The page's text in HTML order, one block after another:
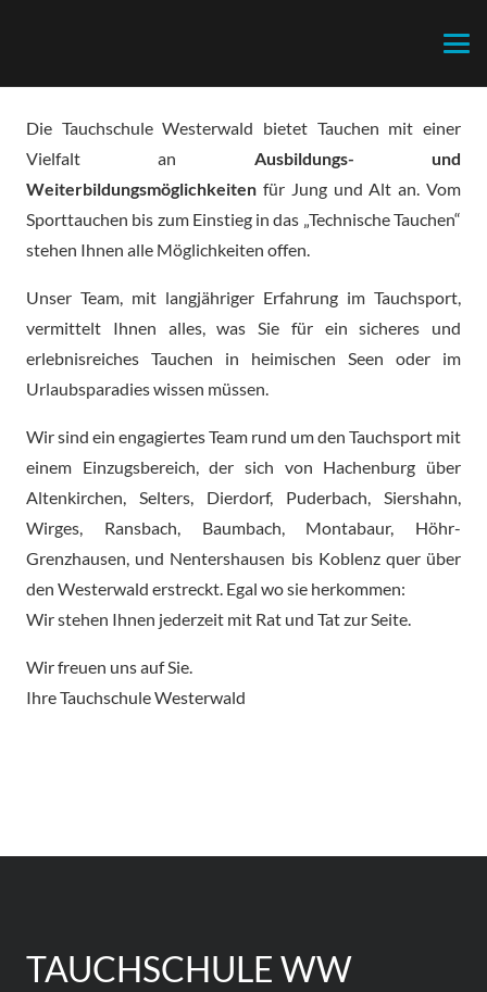
Die Tauchschule Westerwald bietet Tauchen mit einer
Vielfalt an Ausbildungs- und
Weiterbildungsmöglichkeiten für Jung und Alt an. Vom
Sporttauchen bis zum Einstieg in das „Technische Tauchen“
stehen Ihnen alle Möglichkeiten offen.
Unser Team, mit langjähriger Erfahrung im Tauchsport,
vermittelt Ihnen alles, was Sie für ein sicheres und
erlebnisreiches Tauchen in heimischen Seen oder im
Urlaubsparadies wissen müssen.
Wir sind ein engagiertes Team rund um den Tauchsport mit
einem Einzugsbereich, der sich von Hachenburg über
Altenkirchen, Selters, Dierdorf, Puderbach, Siershahn,
Wirges, Ransbach, Baumbach, Montabaur, Höhr-
Grenzhausen, und Nentershausen bis Koblenz quer über
den Westerwald erstreckt. Egal wo sie herkommen:
Wir stehen Ihnen jederzeit mit Rat und Tat zur Seite.
Wir freuen uns auf Sie.
Ihre Tauchschule Westerwald
TAUCHSCHULE WW